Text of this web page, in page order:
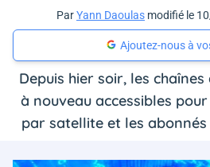
ParYann Daoulas modifié le
Ajoutez-nous à
Depuis hier soir, les
à nouveau accessibles
par satellite et les abonnés